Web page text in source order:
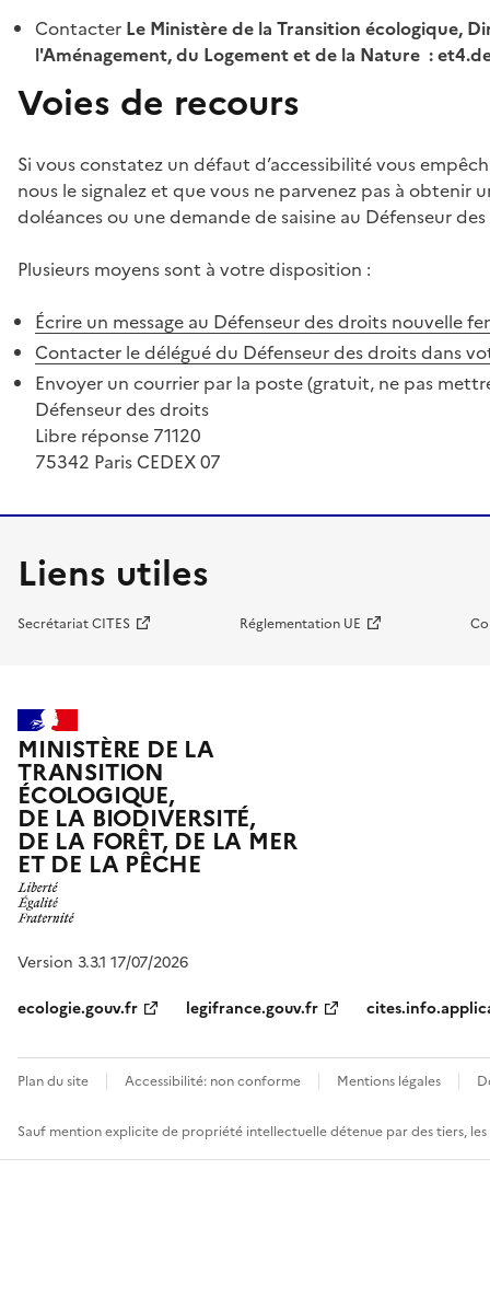
Contacter Le Ministère de la Transition écologique,
l'Aménagement, du Logement et de la Nature :
Voies de recours
Si vous constatez un défaut d’accessibilité vous
nous le signalez et que vous ne parvenez pas à
doléances ou une demande de saisine au Défenseur
Plusieurs moyens sont à votre disposition :
Écrire un message au Défenseur des droits nouvelle
Contacter le délégué du Défenseur des droits dans
Envoyer un courrier par la poste (gratuit, ne pas
Défenseur des droits
Libre réponse 71120
75342 Paris CEDEX 07
Liens utiles
Secrétariat CITES Réglementation UE
MINISTÈRE DE LA
TRANSITION
ÉCOLOGIQUE,
DE LA BIODIVERSITÉ,
DE LA FORÊT, DE LA MER
ET DE LA PÊCHE
Version 3.3.1 17/07/2026
ecologie.gouv.fr
legifrance.gouv.fr
Plan du site Accessibilité: non conforme Mentions légales
Sauf mention explicite de propriété intellectuelle détenue par des tiers,